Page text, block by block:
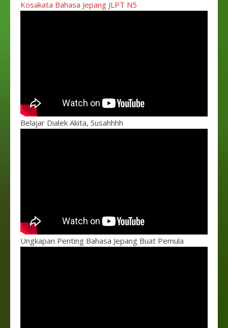
Kosakata Bahasa Jepang JLPT N5
Belajar Dialek Akita, Susahhhh
Ungkapan Penting Bahasa Jepang Buat Pemula